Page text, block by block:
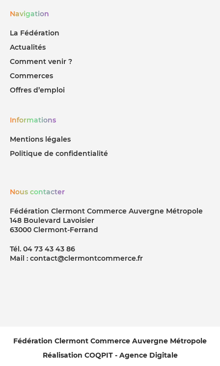
Navigation
La Fédération
Actualités
Comment venir ?
Commerces
Offres d’emploi
Informations
Mentions légales
Politique de confidentialité
Nous contacter
Fédération Clermont Commerce Auvergne Métropole
148 Boulevard Lavoisier
63000 Clermont-Ferrand
Tél. 04 73 43 43 86
Mail : contact@clermontcommerce.fr
Fédération Clermont Commerce Auvergne Métropole
Réalisation COQPIT - Agence Digitale